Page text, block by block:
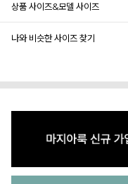
상품 사이즈&모델 사이즈
나와 비슷한 사이즈 찾기